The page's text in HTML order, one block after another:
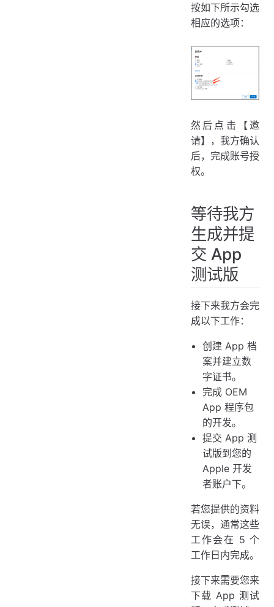
按如下所示勾选
相应的选项：
然后点击【邀
请】，我方确认
后，完成账号授
权。
等待我方
生成并提
交 App
测试版
接下来我方会完
成以下工作：
创建 App 档
案并建立数
字证书。
完成 OEM
App 程序包
的开发。
提交 App 测
试版到您的
Apple 开发
者账户下。
若您提供的资料
无误，通常这些
工作会在 5 个
工作日内完成。
接下来需要您来
下载 App 测试